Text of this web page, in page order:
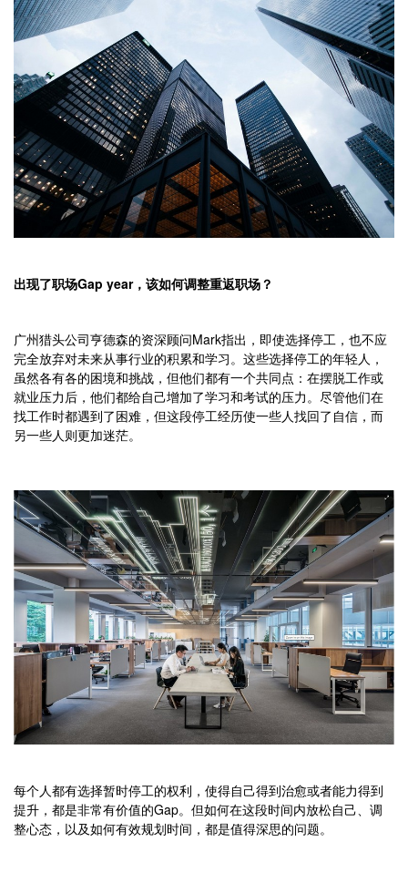
出现了职场Gap year，该如何调整重返职场？
广州猎头公司亨德森的资深顾问Mark指出，即使选择停工，也不应
完全放弃对未来从事行业的积累和学习。这些选择停工的年轻人，
虽然各有各的困境和挑战，但他们都有一个共同点：在摆脱工作或
就业压力后，他们都给自己增加了学习和考试的压力。尽管他们在
找工作时都遇到了困难，但这段停工经历使一些人找回了自信，而
另一些人则更加迷茫。
每个人都有选择暂时停工的权利，使得自己得到治愈或者能力得到
提升，都是非常有价值的Gap。 但如何在这段时间内放松自己、调
整心态，以及如何有效规划时间， 都是值得深思的问题。